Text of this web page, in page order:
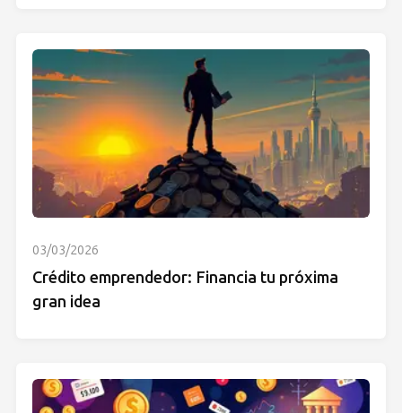
03/03/2026
Crédito emprendedor: Financia tu próxima
gran idea